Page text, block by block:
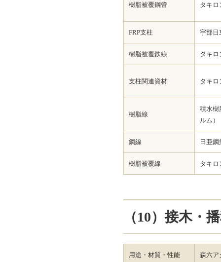
樹脂被覆鋼管 タキロ
FRP支柱 宇部日
樹脂被覆鉄線 タキロ
支柱関連資材 タキロ
樹脂線
積水樹
ルム）
鋼線 日亜鋼
樹脂被覆線 タキロ
（10）接木・
用途・材質・性能 森六ア